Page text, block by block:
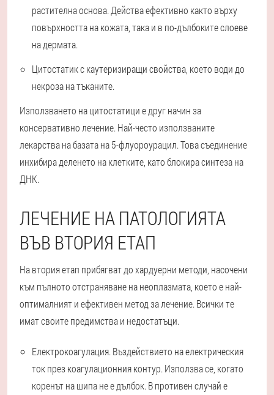
растителна основа. Действа ефективно както върху
повърхността на кожата, така и в по-дълбоките слоеве
на дермата.
Цитостатик с каутеризиращи свойства, което води до
некроза на тъканите.
Използването на цитостатици е друг начин за
консервативно лечение. Най-често използваните
лекарства на базата на 5-флуороурацил. Това съединение
инхибира деленето на клетките, като блокира синтеза на
ДНК.
ЛЕЧЕНИЕ НА ПАТОЛОГИЯТА
ВЪВ ВТОРИЯ ЕТАП
На втория етап прибягват до хардуерни методи, насочени
към пълното отстраняване на неоплазмата, което е най-
оптималният и ефективен метод за лечение. Всички те
имат своите предимства и недостатъци.
Електрокоагулация. Въздействието на електрическия
ток през коагулационния контур. Използва се, когато
коренът на шипа не е дълбок. В противен случай е